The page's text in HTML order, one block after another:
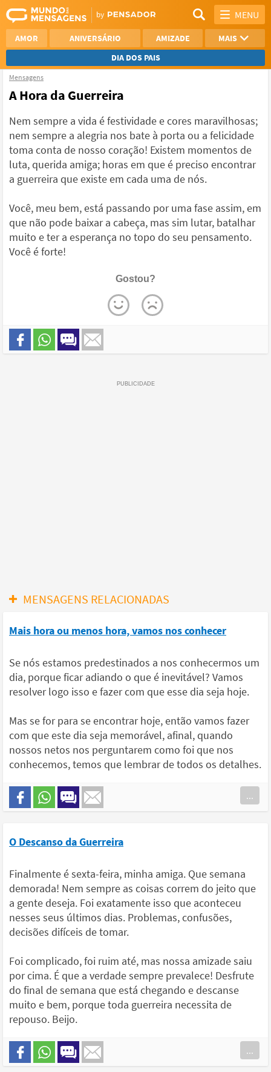
MENU
AMOR ANIVERSÁRIO AMIZADE
MAIS
DIA DOS PAIS
REFLEXÃO
NAMORO
VER TODAS
Mensagens
A Hora da Guerreira
Nem sempre a vida é festividade e cores maravilhosas;
nem sempre a alegria nos bate à porta ou a felicidade
toma conta de nosso coração! Existem momentos de
luta, querida amiga; horas em que é preciso encontrar
a guerreira que existe em cada uma de nós.
Você, meu bem, está passando por uma fase assim, em
que não pode baixar a cabeça, mas sim lutar, batalhar
muito e ter a esperança no topo do seu pensamento.
Você é forte!
Gostou?
MENSAGENS RELACIONADAS
Mais hora ou menos hora, vamos nos conhecer
Se nós estamos predestinados a nos conhecermos um
dia, porque ficar adiando o que é inevitável? Vamos
resolver logo isso e fazer com que esse dia seja hoje.
Mas se for para se encontrar hoje, então vamos fazer
com que este dia seja memorável, afinal, quando
nossos netos nos perguntarem como foi que nos
conhecemos, temos que lembrar de todos os detalhes.
...
O Descanso da Guerreira
Finalmente é sexta-feira, minha amiga. Que semana
demorada! Nem sempre as coisas correm do jeito que
a gente deseja. Foi exatamente isso que aconteceu
nesses seus últimos dias. Problemas, confusões,
decisões difíceis de tomar.
Foi complicado, foi ruim até, mas nossa amizade saiu
por cima. É que a verdade sempre prevalece! Desfrute
do final de semana que está chegando e descanse
muito e bem, porque toda guerreira necessita de
repouso. Beijo.
...